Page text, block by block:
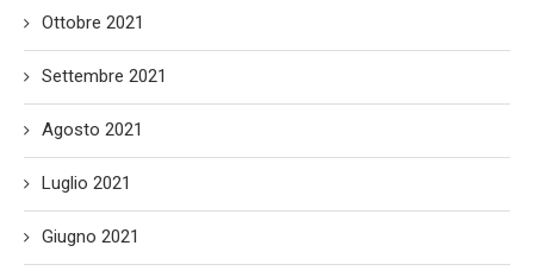
Ottobre 2021
Settembre 2021
Agosto 2021
Luglio 2021
Giugno 2021